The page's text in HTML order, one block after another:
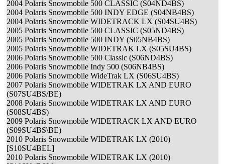
2004 Polaris Snowmobile 500 CLASSIC (S04ND4BS)
2004 Polaris Snowmobile 500 INDY EDGE (S04NB4BS)
2004 Polaris Snowmobile WIDETRACK LX (S04SU4BS)
2005 Polaris Snowmobile 500 CLASSIC (S05ND4BS)
2005 Polaris Snowmobile 500 INDY (S05NB4BS)
2005 Polaris Snowmobile WIDETRAK LX (S05SU4BS)
2006 Polaris Snowmobile 500 Classic (S06ND4BS)
2006 Polaris Snowmobile Indy 500 (S06NB4BS)
2006 Polaris Snowmobile WideTrak LX (S06SU4BS)
2007 Polaris Snowmobile WIDETRAK LX AND EURO
(S07SU4BS/BE)
2008 Polaris Snowmobile WIDETRAK LX AND EURO
(S08SU4BS)
2009 Polaris Snowmobile WIDETRACK LX AND EURO
(S09SU4BS\BE)
2010 Polaris Snowmobile WIDETRAK LX (2010)
[S10SU4BEL]
2010 Polaris Snowmobile WIDETRAK LX (2010)